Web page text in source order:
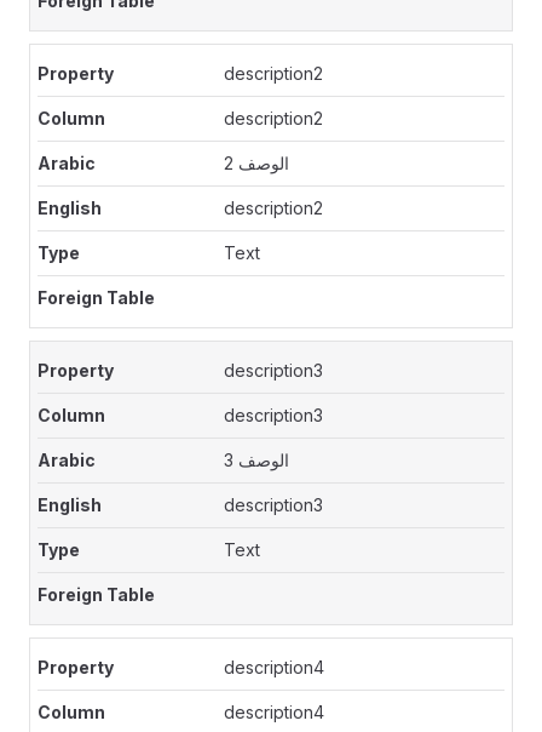
description2
description2
الوصف 2
description2
Text
description3
description3
الوصف 3
description3
Text
description4
description4